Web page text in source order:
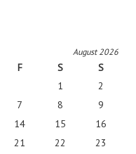
August 2026
F S
S
1
2
7 8
9
14 15
16
21 22
23